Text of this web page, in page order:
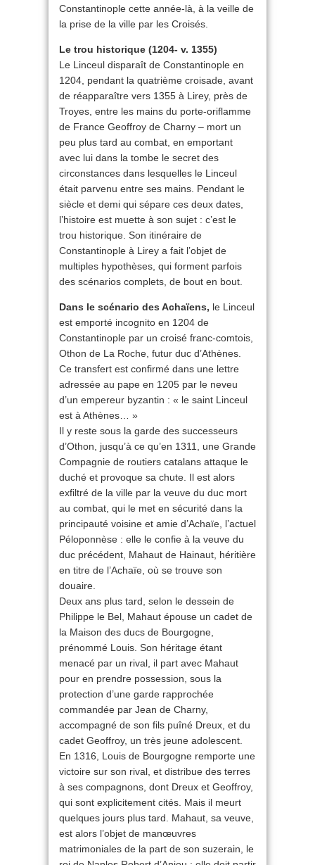
Constantinople cette année-là, à la veille de
la prise de la ville par les Croisés.
Le trou historique (1204- v. 1355)
Le Linceul disparaît de Constantinople en
1204, pendant la quatrième croisade, avant
de réapparaître vers 1355 à Lirey, près de
Troyes, entre les mains du porte-oriflamme
de France Geoffroy de Charny – mort un
peu plus tard au combat, en emportant
avec lui dans la tombe le secret des
circonstances dans lesquelles le Linceul
était parvenu entre ses mains. Pendant le
siècle et demi qui sépare ces deux dates,
l’histoire est muette à son sujet : c’est le
trou historique. Son itinéraire de
Constantinople à Lirey a fait l’objet de
multiples hypothèses, qui forment parfois
des scénarios complets, de bout en bout.
Dans le scénario des Achaïens, le Linceul
est emporté incognito en 1204 de
Constantinople par un croisé franc-comtois,
Othon de La Roche, futur duc d’Athènes.
Ce transfert est confirmé dans une lettre
adressée au pape en 1205 par le neveu
d’un empereur byzantin : « le saint Linceul
est à Athènes… »
Il y reste sous la garde des successeurs
d’Othon, jusqu’à ce qu’en 1311, une Grande
Compagnie de routiers catalans attaque le
duché et provoque sa chute. Il est alors
exfiltré de la ville par la veuve du duc mort
au combat, qui le met en sécurité dans la
principauté voisine et amie d’Achaïe, l’actuel
Péloponnèse : elle le confie à la veuve du
duc précédent, Mahaut de Hainaut, héritière
en titre de l’Achaïe, où se trouve son
douaire.
Deux ans plus tard, selon le dessein de
Philippe le Bel, Mahaut épouse un cadet de
la Maison des ducs de Bourgogne,
prénommé Louis. Son héritage étant
menacé par un rival, il part avec Mahaut
pour en prendre possession, sous la
protection d’une garde rapprochée
commandée par Jean de Charny,
accompagné de son fils puîné Dreux, et du
cadet Geoffroy, un très jeune adolescent.
En 1316, Louis de Bourgogne remporte une
victoire sur son rival, et distribue des terres
à ses compagnons, dont Dreux et Geoffroy,
qui sont explicitement cités. Mais il meurt
quelques jours plus tard. Mahaut, sa veuve,
est alors l’objet de manœuvres
matrimoniales de la part de son suzerain, le